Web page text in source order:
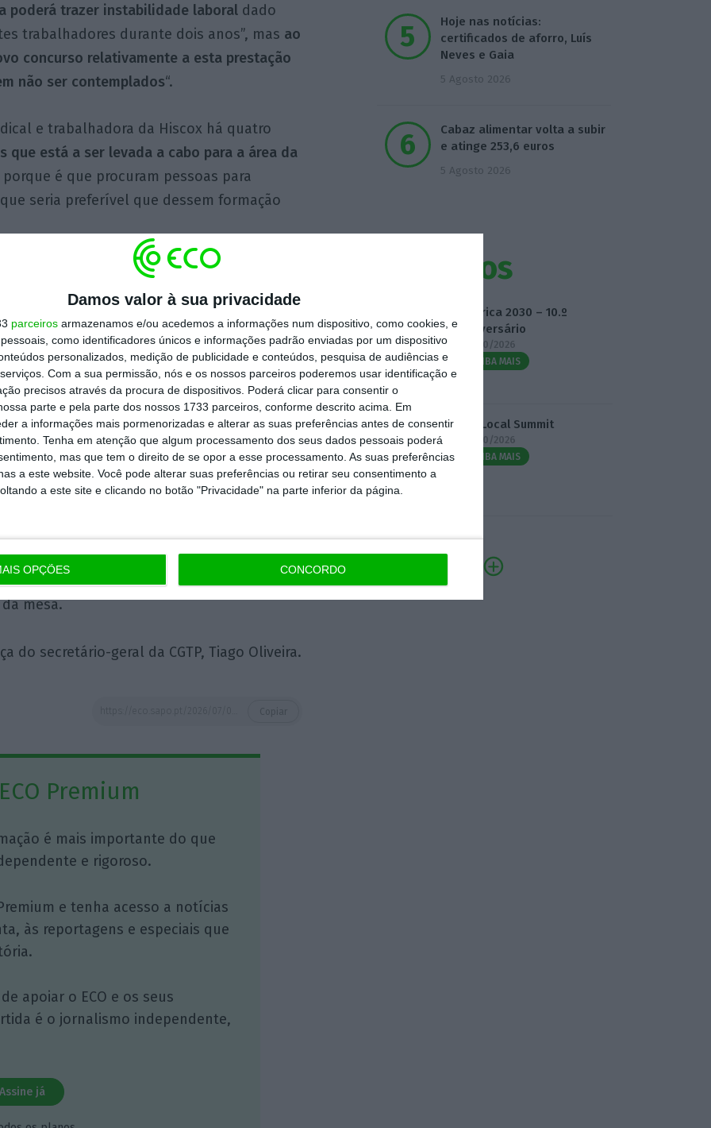
Damos valor à sua privacidade
parceiros armazenamos e/ou acedemos a informações num dispositivo, como cookies, e
como identificadores únicos e informações padrão enviadas por um dispositivo
personalizados, medição de publicidade e conteúdos, pesquisa de audiências e
Com a sua permissão, nós e os nossos parceiros poderemos usar identificação e
precisos através da procura de dispositivos. Poderá clicar para consentir o
parte e pela parte dos nossos 1733 parceiros, conforme descrito acima. Em
a informações mais pormenorizadas e alterar as suas preferências antes de consentir
Tenha em atenção que algum processamento dos seus dados pessoais poderá
mas que tem o direito de se opor a esse processamento. As suas preferências
a este website. Você pode alterar suas preferências ou retirar seu consentimento a
a este site e clicando no botão "Privacidade" na parte inferior da página.
OPÇÕES CONCORDO
poderá trazer instabilidade laboraldado
trabalhadores durante dois anos”, mas ao
concurso relativamente a esta prestação
não ser contemplados“.
e trabalhadora da Hiscox há quatro
que está a ser levada a cabo para a área da
é que procuram pessoas para
seria preferível que dessem formação
foi anunciada “há cerca de dois meses” e
90 trabalhadores da Hiscox em Portugal,
de “200 pessoas” dado que há uma outra
que ostrabalhadores não estão contra a
que está associada e anão
“pelo menostrabalhadores” que se
e receberam da empresa a informação
escusando-se, contudo, a antecipar que
mesa.
do secretário-geral da CGTP, Tiago Oliveira.
Premium
é mais importante do que
e rigoroso.
e tenha acesso a notícias
às reportagens e especiais que
apoiar o ECO e os seus
é o jornalismo independente,
Assine já
Hoje nas notícias:
certificados de aforro, Luís
Neves e Gaia
5 Agosto 2026
Cabaz alimentar volta a subir
e atinge 253,6 euros
5 Agosto 2026
Eventos
Fábrica 2030 – 10.º
Aniversário
14/10/2026
SAIBA MAIS
3.º Local Summit
07/10/2026
SAIBA MAIS